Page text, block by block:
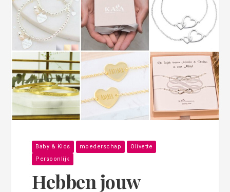
Baby & Kids moederschap
Olivette
Persoonlijk
Hebben jouw